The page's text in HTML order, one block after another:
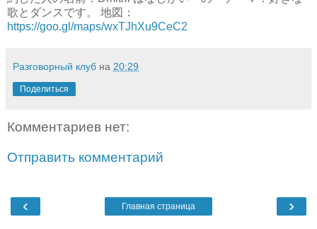
歌とダンスです。 地図：
https://goo.gl/maps/wxTJhXu9CeC2
Разговорный клуб на 20:29
Поделиться
Комментариев нет:
Отправить комментарий
‹ ›
Главная страница